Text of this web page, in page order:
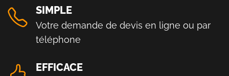
SIMPLE
Votre demande de devis en ligne ou par
téléphone
EFFICACE